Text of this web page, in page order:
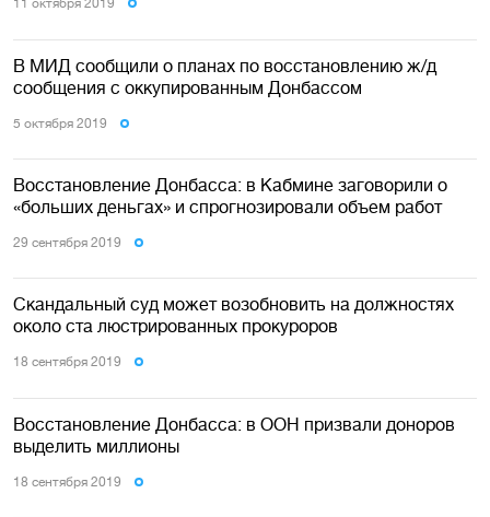
11 октября 2019
В МИД сообщили о планах по восстановлению ж/д
сообщения с оккупированным Донбассом
5 октября 2019
Восстановление Донбасса: в Кабмине заговорили о
«больших деньгах» и спрогнозировали объем работ
29 сентября 2019
Скандальный суд может возобновить на должностях
около ста люстрированных прокуроров
18 сентября 2019
Восстановление Донбасса: в ООН призвали доноров
выделить миллионы
18 сентября 2019